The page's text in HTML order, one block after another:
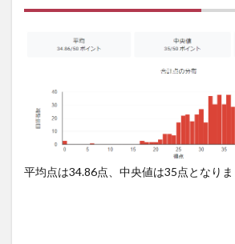
平均点は34.86点、中央値は35点となりま